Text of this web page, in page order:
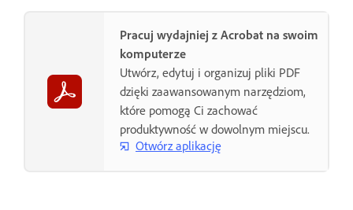
Pracuj wydajniej z Acrobat na swoim
komputerze
Utwórz, edytuj i organizuj pliki PDF
dzięki zaawansowanym narzędziom,
które pomogą Ci zachować
produktywność w dowolnym miejscu.
Otwórz aplikację